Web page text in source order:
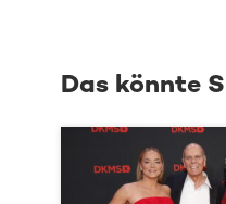
Das könnte